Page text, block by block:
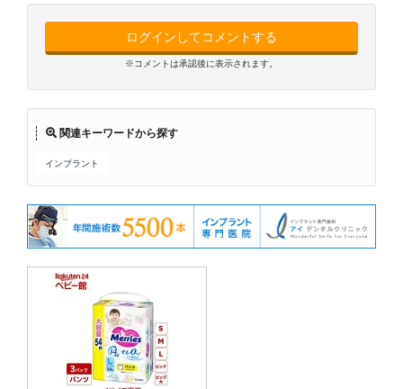
ログインしてコメントする
※コメントは承認後に表示されます。
関連キーワードから探す
インプラント